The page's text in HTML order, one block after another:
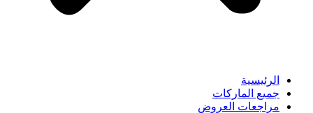
الرئيسية
جميع الماركات
مراجعات العروض